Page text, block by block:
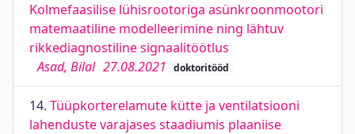
Kolmefaasilise lühisrootoriga asünkroonmootori
matemaatiline modelleerimine ning lähtuv
rikkediagnostiline signaalitöötlus
Asad, Bilal 27.08.2021 doktoritööd
14. Tüüpkorterelamute kütte ja ventilatsiooni
lahenduste varajases staadiumis plaaniise